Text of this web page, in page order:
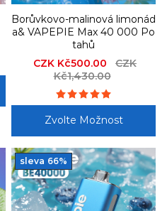
Borůvkovo-malinová limonád
a& VAPEPIE Max 40 000 Po
tahů
Sale
price
CZK Kč500.00
Regular
CZK
Kč1,430.00
Zvolte Možnost
sleva 66%